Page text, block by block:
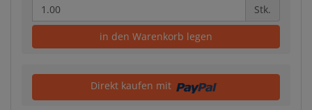
Stk.
in den Warenkorb legen
Direkt kaufen mit